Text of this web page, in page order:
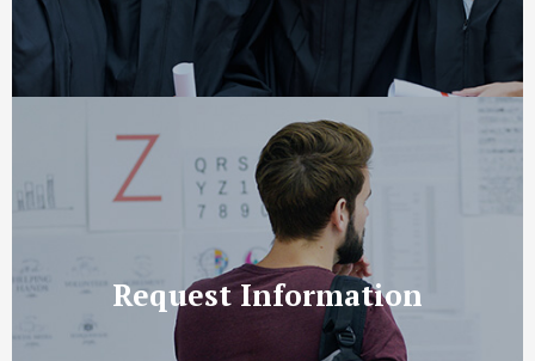
Request Information